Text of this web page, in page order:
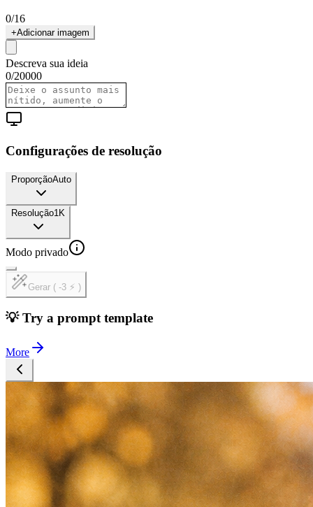
0/16
+Adicionar imagem
Descreva sua ideia
0/20000
Configurações de resolução
ProporçãoAuto
Resolução1K
Modo privado
Gerar ( -3 ⚡ )
💡 Try a prompt template
More